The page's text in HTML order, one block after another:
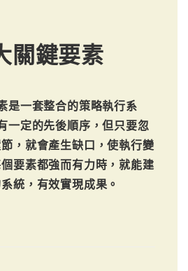
關鍵要素
是一套整合的策略執行系
一定的先後順序，但只要忽
，就會產生缺口，使執行變
要素都強而有力時，就能建
統，有效實現成果。